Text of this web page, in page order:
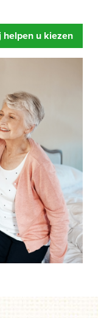
een speciaal
u voelt zich fitter
dat hun
eigen
wij dan,
uw situatie net
namelijk veel
is zo ingesteld dat
staan.
zodat het de
maakt. Dus start
dat iets
te gaan
De
helpen u kiezen